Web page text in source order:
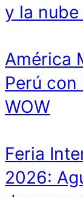
y la
América
Perú
WOW
Feria
2026: